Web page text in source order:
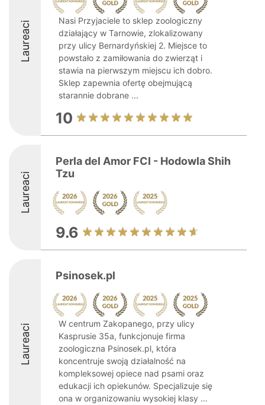
Laureaci
Nasi Przyjaciele to sklep zoologiczny
działający w Tarnowie, zlokalizowany
przy ulicy Bernardyńskiej 2. Miejsce to
powstało z zamiłowania do zwierząt i
stawia na pierwszym miejscu ich dobro.
Sklep zapewnia ofertę obejmującą
starannie dobrane ...
10
Laureaci
Perla del Amor FCI - Hodowla Shih
Tzu
9.6
Laureaci
Psinosek.pl
W centrum Zakopanego, przy ulicy
Kasprusie 35a, funkcjonuje firma
zoologiczna Psinosek.pl, która
koncentruje swoją działalność na
kompleksowej opiece nad psami oraz
edukacji ich opiekunów. Specjalizuje się
ona w organizowaniu wysokiej klasy ...